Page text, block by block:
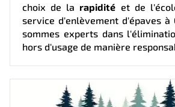
choix de la rapidité et de
service d'enlèvement d'épaves à
sommes experts dans
hors d'usage de manière